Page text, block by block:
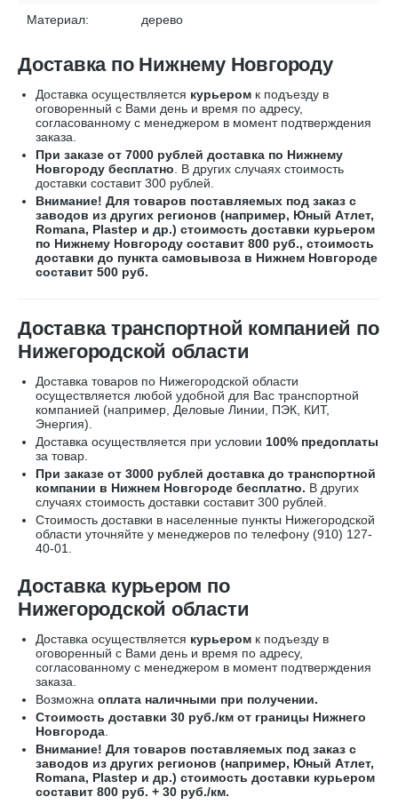
Материал: дерево
Доставка по Нижнему Новгороду
Доставка осуществляется курьером к подъезду в
оговоренный с Вами день и время по адресу,
согласованному с менеджером в момент подтверждения
заказа.
При заказе от 7000 рублей доставка по Нижнему
Новгороду бесплатно. В других случаях стоимость
доставки составит 300 рублей.
Внимание! Для товаров поставляемых под заказ с
заводов из других регионов (например, Юный Атлет,
Romana, Plastep и др.) стоимость доставки курьером
по Нижнему Новгороду составит 800 руб., стоимость
доставки до пункта самовывоза в Нижнем Новгороде
составит 500 руб.
Доставка транспортной компанией по
Нижегородской области
Доставка товаров по Нижегородской области
осуществляется любой удобной для Вас транспортной
компанией (например, Деловые Линии, ПЭК, КИТ,
Энергия).
Доставка осуществляется при условии 100% предоплаты
за товар.
При заказе от 3000 рублей доставка до транспортной
компании в Нижнем Новгороде бесплатно. В других
случаях стоимость доставки составит 300 рублей.
Стоимость доставки в населенные пункты Нижегородской
области уточняйте у менеджеров по телефону (910) 127-
40-01.
Доставка курьером по
Нижегородской области
Доставка осуществляется курьером к подъезду в
оговоренный с Вами день и время по адресу,
согласованному с менеджером в момент подтверждения
заказа.
Возможна оплата наличными при получении.
Стоимость доставки 30 руб./км от границы Нижнего
Новгорода.
Внимание! Для товаров поставляемых под заказ с
заводов из других регионов (например, Юный Атлет,
Romana, Plastep и др.) стоимость доставки курьером
составит 800 руб. + 30 руб./км.